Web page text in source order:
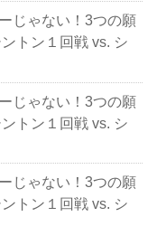
じゃない！3つの願
トン１回戦 vs. シ
じゃない！3つの願
トン１回戦 vs. シ
じゃない！3つの願
トン１回戦 vs. シ